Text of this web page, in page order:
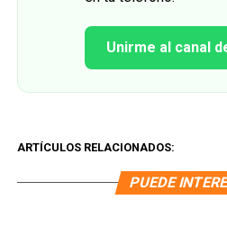
Unirme al canal
ARTÍCULOS RELACIONADOS:
PUEDE